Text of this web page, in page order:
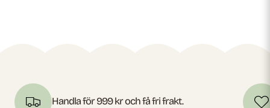
Handla för 999 kr och få fri frakt.